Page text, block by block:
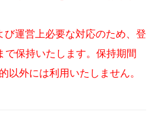
び運営上必要な対応のため、登
で保持いたします。保持期間
以外には利用いたしません。